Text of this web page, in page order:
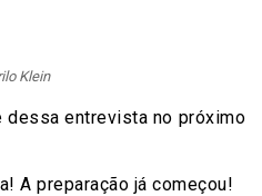
Klein
dessa entrevista no próximo
A preparação já começou!